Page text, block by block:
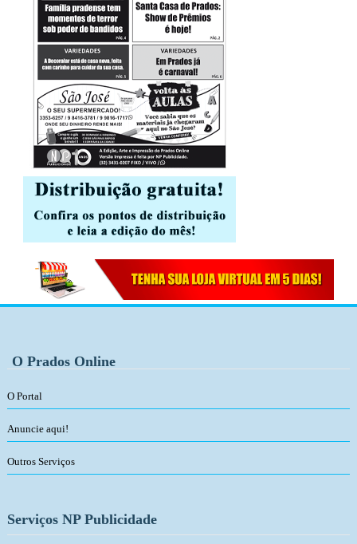
O Prados Online
O Portal
Anuncie aqui!
Outros Serviços
Serviços NP Publicidade